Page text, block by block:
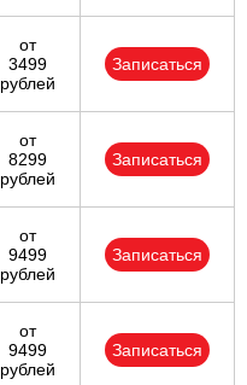
от
3499
рублей
Записаться
от
8299
рублей
Записаться
от
9499
рублей
Записаться
от
9499
рублей
Записаться